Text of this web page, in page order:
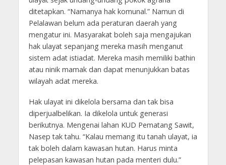
ditetapkan. “Namanya hak komunal.” Namun di
Pelalawan belum ada peraturan daerah yang
mengatur ini. Masyarakat boleh saja mengajukan
hak ulayat sepanjang mereka masih menganut
sistem adat istiadat. Mereka masih memiliki bathin
atau ninik mamak dan dapat menunjukkan batas
wilayah adat mereka.
Hak ulayat ini dikelola bersama dan tak bisa
diperjualbelikan. Ia dikelola untuk generasi
berikutnya. Mengenai lahan KUD Pematang Sawit,
Nasep tak tahu. “Kalau memang itu tanah ulayat, ia
tak boleh dalam kawasan hutan. Harus minta
pelepasan kawasan hutan pada menteri dulu.”